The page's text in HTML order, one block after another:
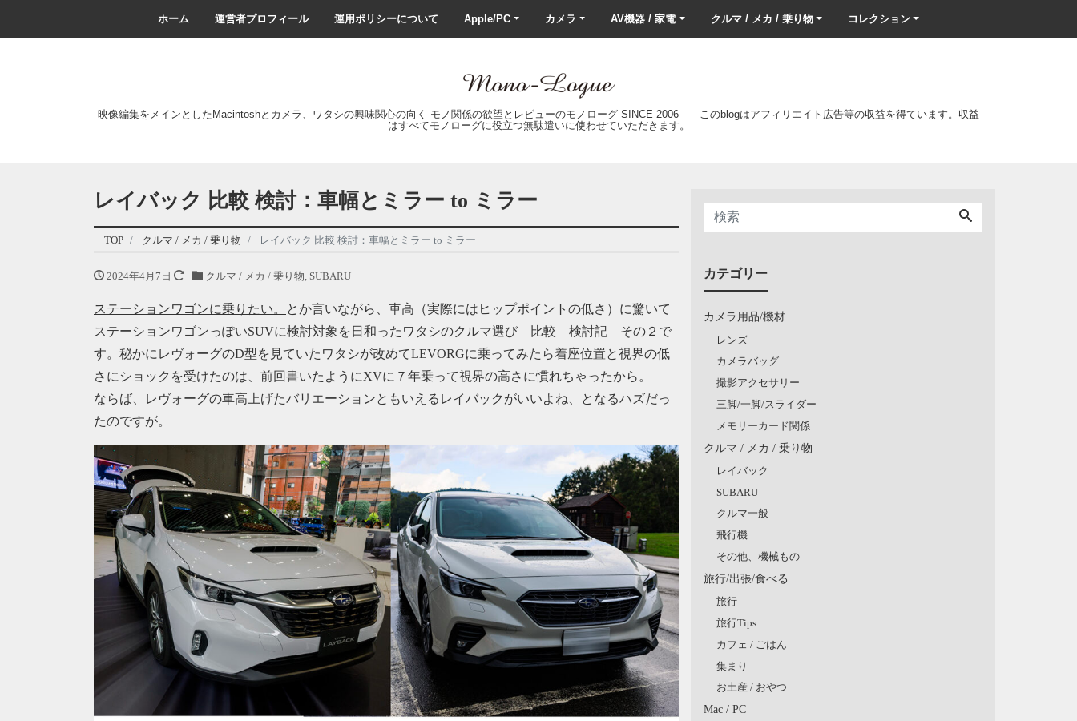
ホーム 運営者プロフィール 運用ポリシーについて Apple/PC カメラ AV機器 / 家電 クルマ / メカ / 乗り物 コレクション
映像編集をメインとしたMacintoshとカメラ、ワタシの興味関心の向く モノ関係の欲望とレビューのモノローグ SINCE 2006 このblogはアフィリエイト広告等の収益を得ています。収益
はすべてモノローグに役立つ無駄遣いに使わせていただきます。
レイバック 比較 検討：車幅とミラー to ミラー
TOP クルマ / メカ / 乗り物 レイバック 比較 検討：車幅とミラー to ミラー
2024年4月7日 クルマ / メカ / 乗り物, SUBARU
ステーションワゴンに乗りたい。
とか言いながら、車高（実際にはヒップポイントの低さ）に驚いて
ステーションワゴンっぽいSUVに検討対象を日和ったワタシのクルマ選び 比較 検討記 その２で
す。秘かにレヴォーグのD型を見ていたワタシが改めてLEVORGに乗ってみたら着座位置と視界の低
さにショックを受けたのは、前回書いたようにXVに７年乗って視界の高さに慣れちゃったから。
ならば、レヴォーグの車高上げたバリエーションともいえるレイバックがいいよね、となるハズだっ
たのですが。
カテゴリー
カメラ用品/機材
レンズ
カメラバッグ
撮影アクセサリー
三脚/一脚/スライダー
メモリーカード関係
クルマ / メカ / 乗り物
レイバック
SUBARU
クルマ一般
飛行機
その他、機械もの
旅行/出張/食べる
旅行
旅行Tips
カフェ / ごはん
集まり
お土産 / おやつ
Mac / PC